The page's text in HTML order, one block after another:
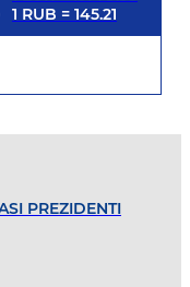
1 RUB = 145.21
PREZIDENTI